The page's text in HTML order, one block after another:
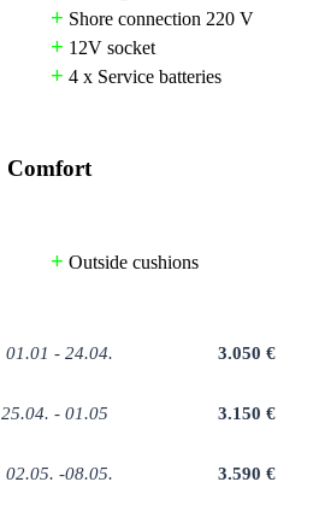
+ Shore connection 220 V
+ 12V socket
+ 4 x Service batteries
Comfort
+ Outside cushions
01.01 - 24.04. 3.050 €
25.04. - 01.05 3.150 €
02.05. -08.05. 3.590 €